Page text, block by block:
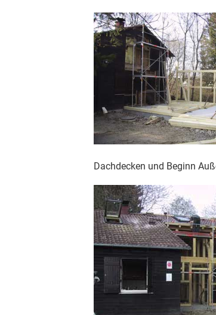
Dachdecken und Beginn